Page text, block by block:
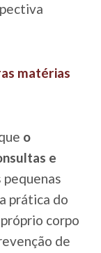
matérias
o
e
pequenas
prática do
corpo
de